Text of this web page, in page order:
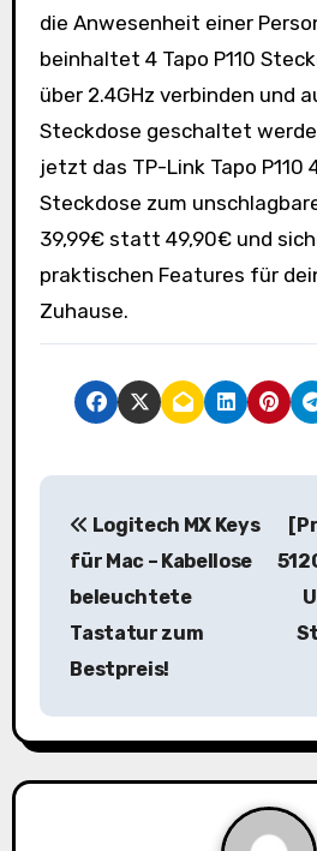
die Anwesenheit einer
beinhaltet 4 Tapo P110
über 2.4GHz verbinden und
Steckdose geschaltet
jetzt das TP-Link Tapo P110
Steckdose zum
39,99€ statt 49,90€ und
praktischen Features für
Zuhause.
B
a
g
Logitech MX Keys
für Mac – Kabellose
beleuchtete
Tastatur zum
Bestpreis!